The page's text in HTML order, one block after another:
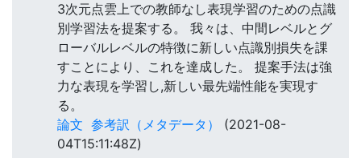
3次元点雲上での教師なし表現学習のための点識
別学習法を提案する。 我々は、中間レベルとグ
ローバルレベルの特徴に新しい点識別損失を課
すことにより、これを達成した。 提案手法は強
力な表現を学習し,新しい最先端性能を実現す
る。
論文 参考訳（メタデータ）
(2021-08-
04T15:11:48Z)